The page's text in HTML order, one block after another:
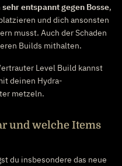
sehr entspannt gegen Bosse,
und dich ansonsten
musst. Auch der Schaden
Builds mithalten.
Level Build kannst
deinen Hydra-
metzeln.
und welche Items
du insbesondere das neue